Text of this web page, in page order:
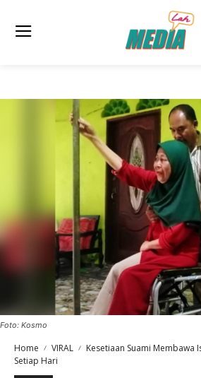
Foto: Kosmo
Home VIRAL
Kesetiaan Suami Membawa
Setiap Hari